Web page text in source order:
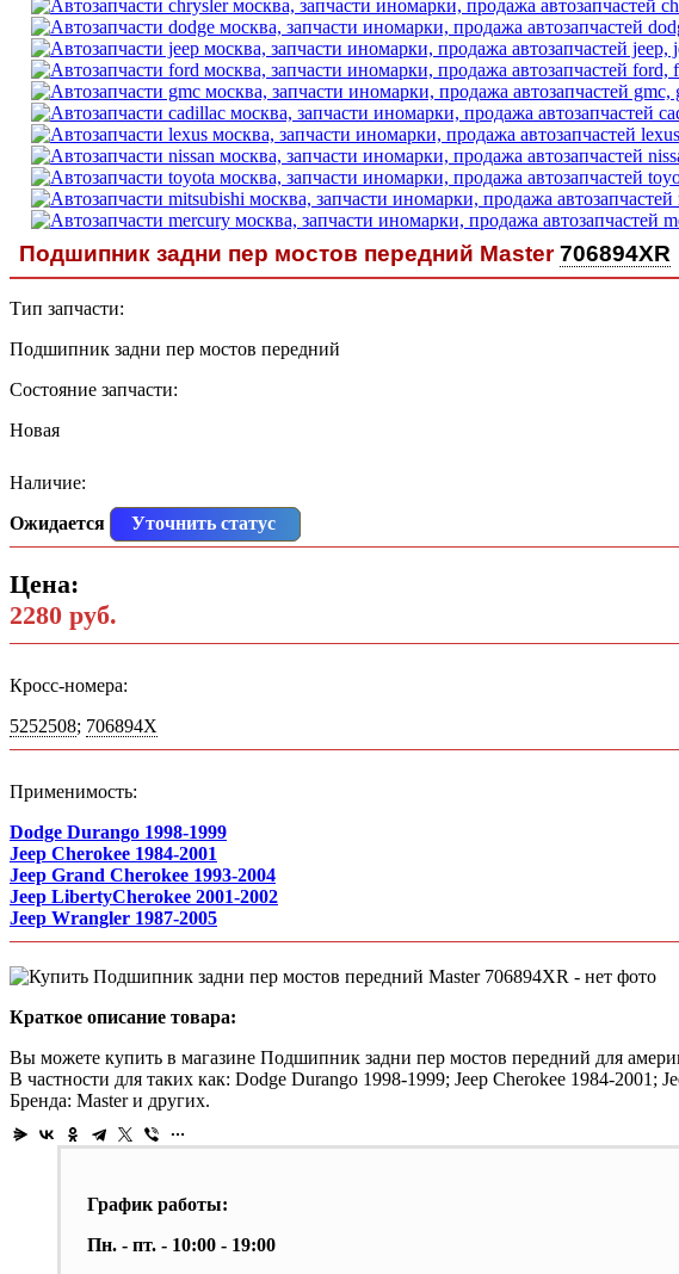
Подшипник задни пер мостов передний Master706894XR
Тип запчасти:
Подшипник задни пер мостов передний
Состояние запчасти:
Новая
Наличие:
Ожидается
Уточнить статус
Цена:
2280 руб.
Кросс-номера:
5252508; 706894X
Применимость:
Dodge Durango 1998-1999
Jeep Cherokee 1984-2001
Jeep Grand Cherokee 1993-2004
Jeep LibertyCherokee 2001-2002
Jeep Wrangler 1987-2005
Краткое описание товара:
Вы можете купить в магазине Подшипник задни пер мостов передний для
В частности для таких как: Dodge Durango 1998-1999; Jeep Cherokee 1984-2001;
Бренда: Master и других.
График работы:
Пн. - пт. - 10:00 - 19:00